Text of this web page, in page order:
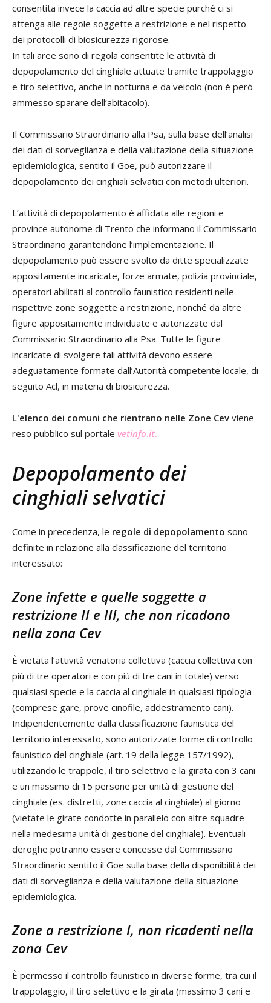
consentita invece la caccia ad altre specie purché ci si
attenga alle regole soggette a restrizione e nel rispetto
dei protocolli di biosicurezza rigorose.
In tali aree sono di regola consentite le attività di
depopolamento del cinghiale attuate tramite trappolaggio
e tiro selettivo, anche in notturna e da veicolo (non è però
ammesso sparare dell’abitacolo).
Il Commissario Straordinario alla Psa, sulla base dell’analisi
dei dati di sorveglianza e della valutazione della situazione
epidemiologica, sentito il Goe, può autorizzare il
depopolamento dei cinghiali selvatici con metodi ulteriori.
L’attività di depopolamento è affidata alle regioni e
province autonome di Trento che informano il Commissario
Straordinario garantendone l’implementazione. Il
depopolamento può essere svolto da ditte specializzate
appositamente incaricate, forze armate, polizia provinciale,
operatori abilitati al controllo faunistico residenti nelle
rispettive zone soggette a restrizione, nonché da altre
figure appositamente individuate e autorizzate dal
Commissario Straordinario alla Psa. Tutte le figure
incaricate di svolgere tali attività devono essere
adeguatamente formate dall’Autorità competente locale, di
seguito Acl, in materia di biosicurezza.
L'elenco dei comuni che rientrano nelle Zone Cev viene
reso pubblico sul portale vetinfo.it.
Depopolamento dei
cinghiali selvatici
Come in precedenza, le regole di depopolamento sono
definite in relazione alla classificazione del territorio
interessato:
Zone infette e quelle soggette a
restrizione II e III, che non ricadono
nella zona Cev
È vietata l’attività venatoria collettiva (caccia collettiva con
più di tre operatori e con più di tre cani in totale) verso
qualsiasi specie e la caccia al cinghiale in qualsiasi tipologia
(comprese gare, prove cinofile, addestramento cani).
Indipendentemente dalla classificazione faunistica del
territorio interessato, sono autorizzate forme di controllo
faunistico del cinghiale (art. 19 della legge 157/1992),
utilizzando le trappole, il tiro selettivo e la girata con 3 cani
e un massimo di 15 persone per unità di gestione del
cinghiale (es. distretti, zone caccia al cinghiale) al giorno
(vietate le girate condotte in parallelo con altre squadre
nella medesima unità di gestione del cinghiale). Eventuali
deroghe potranno essere concesse dal Commissario
Straordinario sentito il Goe sulla base della disponibilità dei
dati di sorveglianza e della valutazione della situazione
epidemiologica.
Zone a restrizione I, non ricadenti nella
zona Cev
È permesso il controllo faunistico in diverse forme, tra cui il
trappolaggio, il tiro selettivo e la girata (massimo 3 cani e